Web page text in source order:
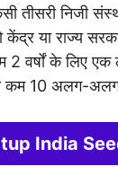
तीसरी निजी
केंद्र या राज्य
वर्षों के लिए एक
कम 10 अलग-
India